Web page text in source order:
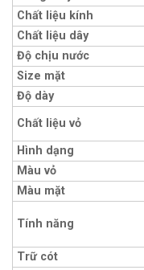
Chất liệu kính
Chất liệu dây
Độ chịu nước
Size mặt
Độ dày
Chất liệu vỏ
Hình dạng
Màu vỏ
Màu mặt
Tính năng
Trữ cót